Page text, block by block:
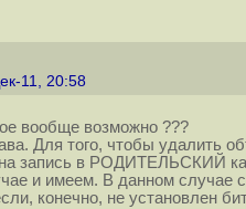
11, 20:58
вообще возможно ???
Для того, чтобы удалить
запись в РОДИТЕЛЬСКИЙ
и имеем. В данном случае
конечно, не установлен